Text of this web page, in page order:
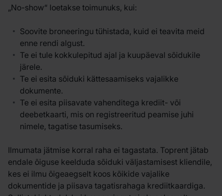
„No-show“ loetakse toimunuks, kui:
Soovite broneeringu tühistada, kuid ei teavita meid
enne rendi algust.
Te ei tule kokkulepitud ajal ja kuupäeval sõidukile
järele.
Te ei esita sõiduki kättesaamiseks vajalikke
dokumente.
Te ei esita piisavate vahenditega krediit- või
deebetkaarti, mis on registreeritud peamise juhi
nimele, tagatise tasumiseks.
Ilmumata jätmise korral raha ei tagastata. Toprent jätab
endale õiguse keelduda sõiduki väljastamisest kliendile,
kes ei ilmu õigeaegselt koos kõikide vajalike
dokumentide ja piisava tagatisrahaga krediitkaardiga.